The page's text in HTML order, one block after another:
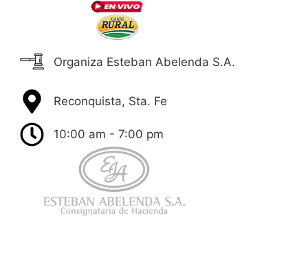
Organiza Esteban Abelenda S.A.
Reconquista, Sta. Fe
10:00 am - 7:00 pm